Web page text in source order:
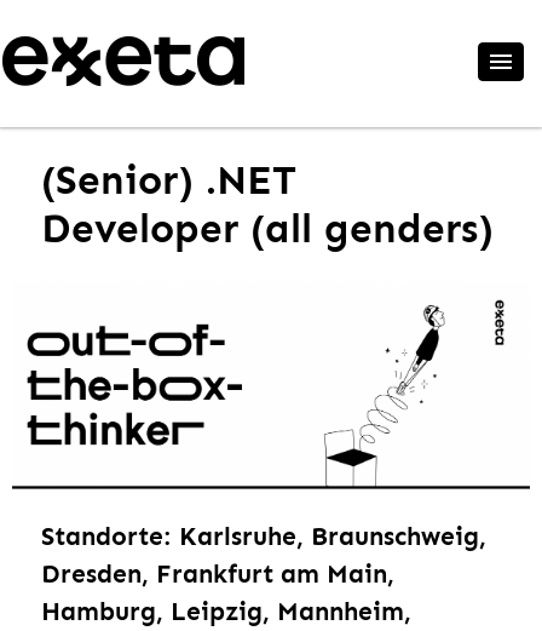
(Senior) .NET
Developer (all genders)
Standorte: Karlsruhe, Braunschweig,
Dresden, Frankfurt am Main,
Hamburg, Leipzig, Mannheim,